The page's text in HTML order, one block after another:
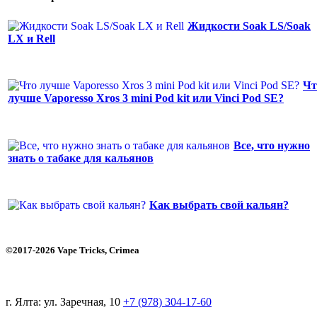
Жидкости Soak LS/Soak
LX и Rell
лучше Vaporesso Xros 3 mini Pod kit или Vinci Pod SE?
Все, что нужно
знать о табаке для кальянов
Как выбрать свой кальян?
©2017-2026 Vape Tricks, Crimea
г. Ялта: ул. Заречная, 10 +7 (978) 304-17-60